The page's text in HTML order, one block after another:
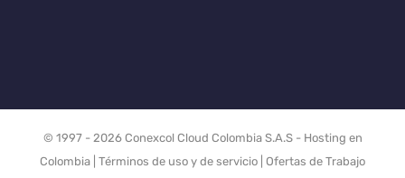
© 1997 - 2026 Conexcol Cloud Colombia S.A.S - Hosting en
Colombia Términos de uso y de servicio Ofertas de Trabajo